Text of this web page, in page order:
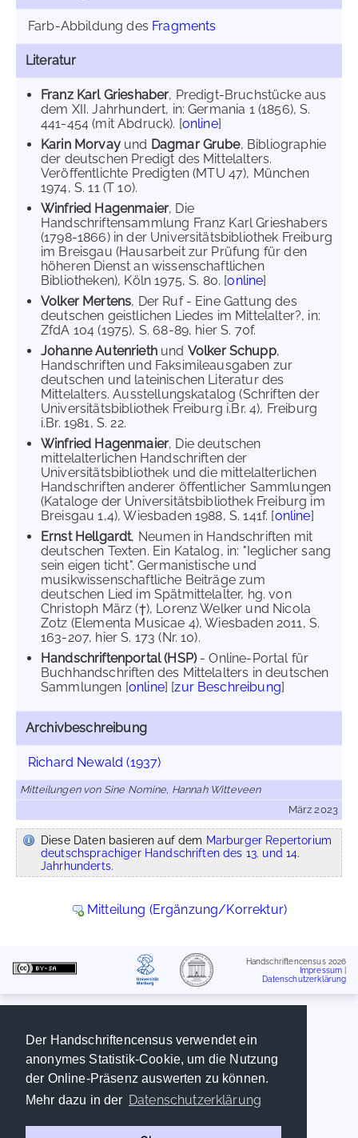
Der Handschriftencensus verwendet ein
anonymes Statistik-Cookie, um die Nutzung
der Online-Präsenz auswerten zu können.
Mehr dazu in der Datenschutzerklärung
Farb-Abbildung des Fragments
Literatur
Franz Karl Grieshaber, Predigt-Bruchstücke aus
dem XII. Jahrhundert, in: Germania 1 (1856), S.
441-454 (mit Abdruck). [online]
Karin Morvayund Dagmar Grube, Bibliographie
der deutschen Predigt des Mittelalters.
Veröffentlichte Predigten (MTU 47), München
1974, S. 11 (T 10).
Winfried Hagenmaier, Die
Handschriftensammlung Franz Karl Grieshabers
(1798-1866) in der Universitätsbibliothek Freiburg
im Breisgau (Hausarbeit zur Prüfung für den
höheren Dienst an wissenschaftlichen
Bibliotheken), Köln 1975, S. 80. [online]
Volker Mertens, Der Ruf - Eine Gattung des
deutschen geistlichen Liedes im Mittelalter?, in:
ZfdA 104 (1975), S. 68-89, hier S. 70f.
Johanne Autenriethund Volker Schupp,
Handschriften und Faksimileausgaben zur
deutschen und lateinischen Literatur des
Mittelalters. Ausstellungskatalog (Schriften der
Universitätsbibliothek Freiburg i.Br. 4), Freiburg
i.Br. 1981, S. 22.
Winfried Hagenmaier, Die deutschen
mittelalterlichen Handschriften der
Universitätsbibliothek und die mittelalterlichen
Handschriften anderer öffentlicher Sammlungen
(Kataloge der Universitätsbibliothek Freiburg im
Breisgau 1,4), Wiesbaden 1988, S. 141f. [online]
Ernst Hellgardt, Neumen in Handschriften mit
deutschen Texten. Ein Katalog, in: "Ieglicher sang
sein eigen ticht". Germanistische und
musikwissenschaftliche Beiträge zum
deutschen Lied im Spätmittelalter, hg. von
Christoph März (†), Lorenz Welker und Nicola
Zotz (Elementa Musicae 4), Wiesbaden 2011, S.
163-207, hier S. 173 (Nr. 10).
Handschriftenportal (HSP)- Online-Portal für
Buchhandschriften des Mittelalters in deutschen
Sammlungen [online] [zur Beschreibung]
Archivbeschreibung
Richard Newald (1937)
Mitteilungen von Sine Nomine, Hannah Witteveen
März 2023
Diese Daten basieren auf dem Marburger Repertorium
deutschsprachiger Handschriften des 13. und 14.
Jahrhunderts.
Mitteilung (Ergänzung/Korrektur)
Handschriftencensus 2026
Impressum
Datenschutzerklärung